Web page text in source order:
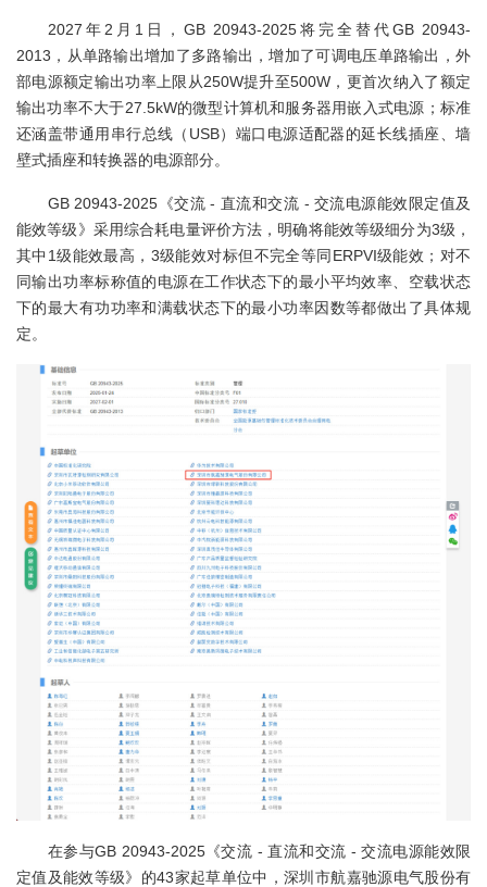
2027年2月1日，GB 20943-2025将完全替代GB 20943-
2013，从单路输出增加了多路输出，增加了可调电压单路输出，外
部电源额定输出功率上限从250W提升至500W，更首次纳入了额定
输出功率不大于27.5kW的微型计算机和服务器用嵌入式电源；标准
还涵盖带通用串行总线（USB）端口电源适配器的延长线插座、墙
壁式插座和转换器的电源部分。
GB 20943-2025《交流 - 直流和交流 - 交流电源能效限定值及
能效等级》采用综合耗电量评价方法，明确将能效等级细分为3级，
其中1级能效最高，3级能效对标但不完全等同ERPVI级能效；对不
同输出功率标称值的电源在工作状态下的最小平均效率、空载状态
下的最大有功功率和满载状态下的最小功率因数等都做出了具体规
定。
在参与GB 20943-2025《交流 - 直流和交流 - 交流电源能效限
定值及能效等级》的43家起草单位中，深圳市航嘉驰源电气股份有